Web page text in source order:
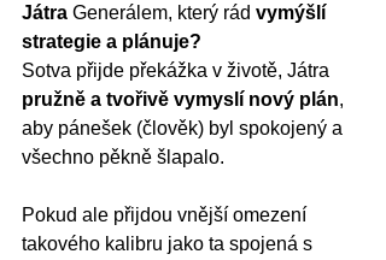
Játra Generálem, který rád vymýšlí
strategie a plánuje?
Sotva přijde překážka v životě, Játra
pružně a tvořivě vymyslí nový plán,
aby pánešek (člověk) byl spokojený a
všechno pěkně šlapalo.
Pokud ale přijdou vnější omezení
takového kalibru jako ta spojená s